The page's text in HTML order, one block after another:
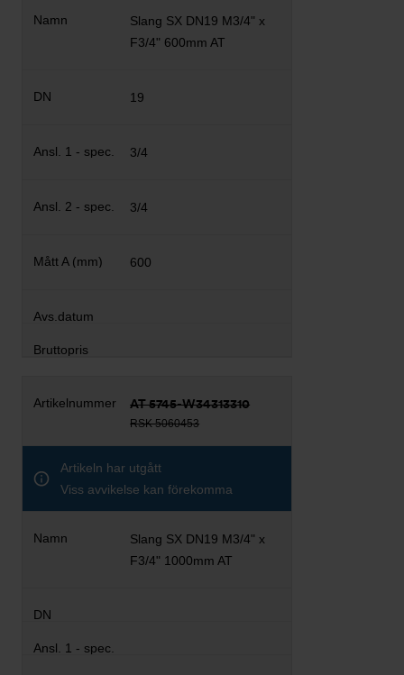
Slang SX DN19 M3/4" x
F3/4" 600mm AT
19
3/4
3/4
600
AT 5745-W34313310
RSK 5060453
Artikeln har utgått
Viss avvikelse kan förekomma
Slang SX DN19 M3/4" x
F3/4" 1000mm AT